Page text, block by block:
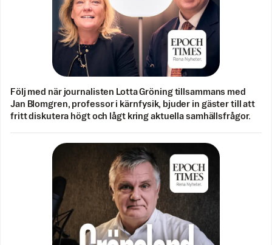
Följ med när journalisten Lotta Gröning tillsammans med
Jan Blomgren, professor i kärnfysik, bjuder in gäster till att
fritt diskutera högt och lågt kring aktuella samhällsfrågor.